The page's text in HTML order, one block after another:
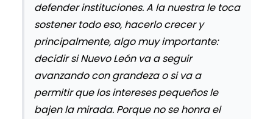
defender instituciones. A la nuestra le toca
sostener todo eso, hacerlo crecer y
principalmente, algo muy importante:
decidir si Nuevo León va a seguir
avanzando con grandeza o si va a
permitir que los intereses pequeños le
bajen la mirada. Porque no se honra el